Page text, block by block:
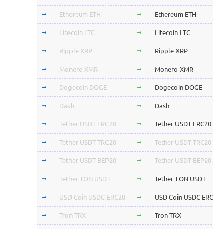
Ethereum ETH Ethereum ETH
Litecoin LTC Litecoin LTC
Ripple XRP Ripple XRP
Monero XMR Monero XMR
Dogecoin DOGE Dogecoin DOGE
Dash Dash
Tether USDT ERC20 Tether USDT ERC20
Tether USDT TRC20 Tether USDT TRC20
Tether USDT BEP20 Tether USDT BEP20
Tether TON USDT Tether TON USDT
USD Coin USDC ERC20 USD Coin USDC
Tron TRX Tron TRX